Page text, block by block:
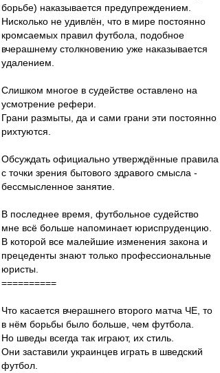
борьбе) наказывается предупреждением.
Нисколько не удивлён, что в мире постоянно
кромсаемых правил футбола, подобное
вчерашнему столкновению уже наказывается
удалением.
Слишком многое в судействе оставлено на
усмотрение рефери.
Грани размыты, да и сами грани эти постоянно
рихтуются.
Обсуждать официально утверждённые правила
с точки зрения бытового здравого смысла -
бессмысленное занятие.
В последнее время, футбольное судейство
мне всё больше напоминает юриспруденцию.
В которой все малейшие изменения закона и
прецеденты знают только профессиональные
юристы.
==========
Что касается вчерашнего второго матча ЧЕ, то
в нём борьбы было больше, чем футбола.
Но шведы всегда так играют, их стиль.
Они заставили украинцев играть в шведский
футбол.